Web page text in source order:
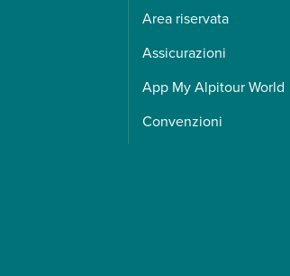
Area riservata
Assicurazioni
App My Alpitour World
Convenzioni